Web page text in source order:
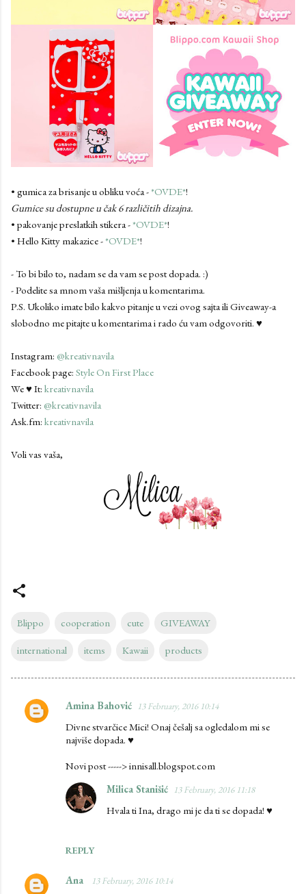
• gumica za brisanje u obliku voća -*OVDE*!
Gumice su dostupne u čak 6 različitih dizajna.
• pakovanje preslatkih stikera -*OVDE*!
• Hello Kitty makazice -*OVDE*!
- To bi bilo to, nadam se da vam se post dopada. :)
- Podelite sa mnom vaša mišljenja u komentarima.
P.S. Ukoliko imate bilo kakvo pitanje u vezi ovog sajta ili Giveaway-a
slobodno me pitajte u komentarima i rado ću vam odgovoriti. ♥
Instagram: @kreativnavila
Facebook page: Style On First Place
We ♥ It: kreativnavila
Twitter: @kreativnavila
Ask.fm: kreativnavila
Voli vas vaša,
Blippo cooperation cute GIVEAWAY
international items Kawaii products
C
Amina Bahović 13 February, 2016 10:14
Divne stvarčice Mici! Onaj češalj sa ogledalom mi se
najviše dopada. ♥
Novi post -----> innisall.blogspot.com
REPLY
Milica Stanišić 13 February, 2016 11:18
Hvala ti Ina, drago mi je da ti se dopada! ♥
Ana 13 February, 2016 10:14